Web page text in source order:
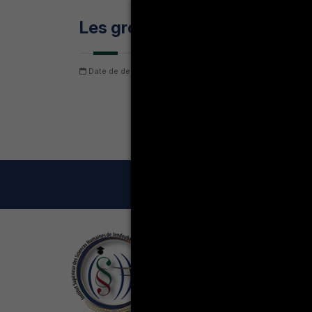
Les groupes des examens
Date de dernière mise à jour: jeudi 6 août 2026